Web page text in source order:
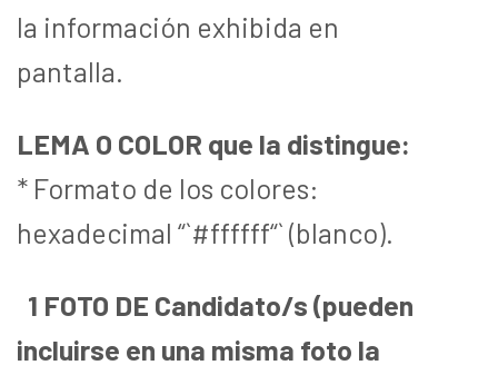
la información exhibida en
pantalla.
LEMA O COLOR que la distingue:
* Formato de los colores:
hexadecimal “`#ffffff“` (blanco).
1 FOTO DE Candidato/s (pueden
incluirse en una misma foto la